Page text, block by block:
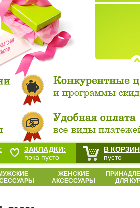
ЖЕНСКИЕ
АКСЕССУАРЫ
ДЛЯ
ЗАКЛАДКИ:
пока пусто
В
пусто